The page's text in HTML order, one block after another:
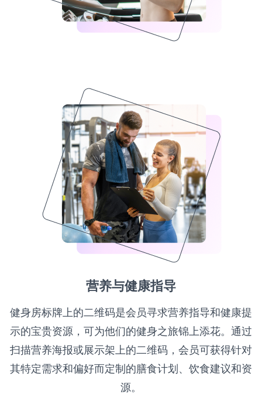
营养与健康指导
健身房标牌上的二维码是会员寻求营养指导和健康提
示的宝贵资源，可为他们的健身之旅锦上添花。通过
扫描营养海报或展示架上的二维码，会员可获得针对
其特定需求和偏好而定制的膳食计划、饮食建议和资
源。